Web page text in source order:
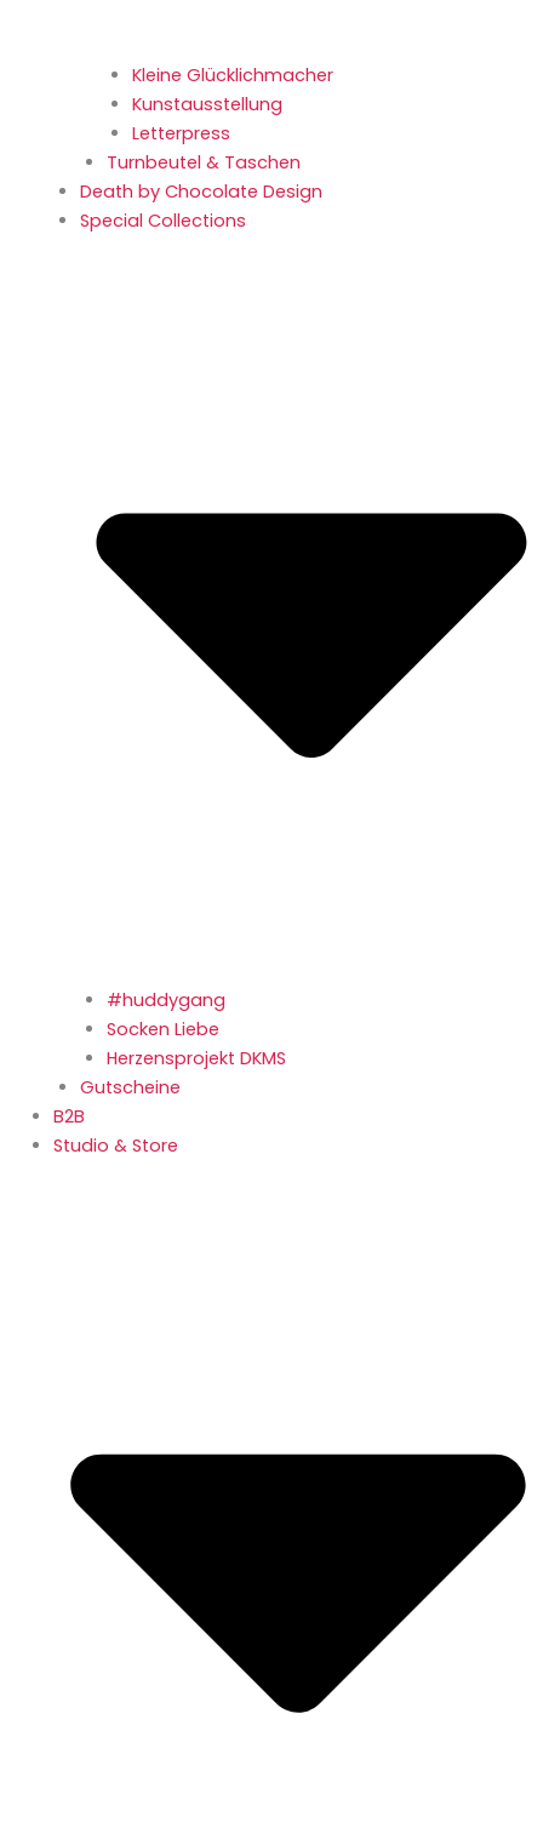
Kleine Glücklich­macher
Kunstaus­stellung
Letterpress
Turnbeutel & Taschen
Death by Chocolate Design
Special Collections
#huddygang
Socken Liebe
Herzensprojekt DKMS
Gutscheine
B2B
Studio & Store